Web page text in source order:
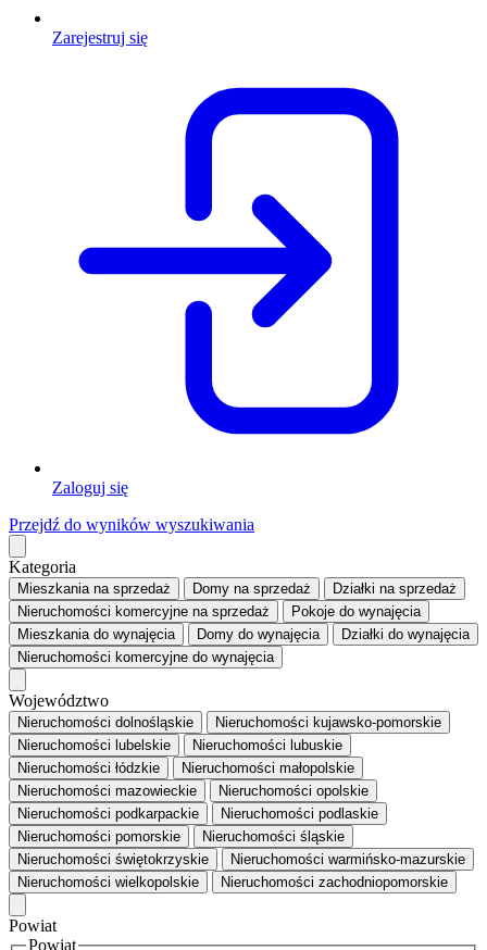
Zarejestruj się
Zaloguj się
Przejdź do wyników wyszukiwania
Kategoria
Mieszkaniana sprzedaż Domy na sprzedaż Działki na sprzedaż
Nieruchomości komercyjne na sprzedaż Pokoje do wynajęcia
Mieszkaniado wynajęcia Domy do wynajęcia Działki do wynajęcia
Nieruchomości komercyjne do wynajęcia
Województwo
Nieruchomości dolnośląskie
Nieruchomości kujawsko-pomorskie
Nieruchomości lubelskie
Nieruchomości lubuskie
Nieruchomości łódzkie
Nieruchomości małopolskie
Nieruchomości mazowieckie
Nieruchomości opolskie
Nieruchomości podkarpackie
Nieruchomości podlaskie
Nieruchomości pomorskie
Nieruchomości śląskie
Nieruchomości świętokrzyskie
Nieruchomości warmińsko-mazurskie
Nieruchomości wielkopolskie
Nieruchomości zachodniopomorskie
Powiat
Powiat